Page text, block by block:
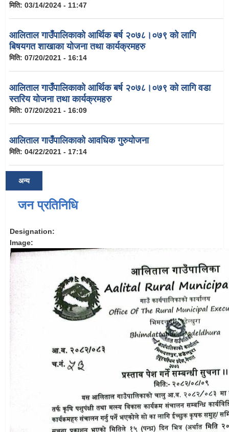
मिति: 03/14/2024 - 11:47
आलिताल गाउँपालिकाको आर्थिक बर्ष २०७८।०७९ को लागि
बिषयगत शाखाका योजना तथा कार्यक्रमहरु
मिति: 07/20/2021 - 16:14
आलिताल गाउँपालिकाको आर्थिक बर्ष २०७८।०७९ को लागि वडा
स्तरिय योजना तथा कार्यक्रमहरु
मिति: 07/20/2021 - 16:09
आलिताल गाउँपालिकाको आवधिक गुरुयोजना
मिति: 04/22/2021 - 17:14
अन्य
जन प्रतिनिधि
Designation:
Image: